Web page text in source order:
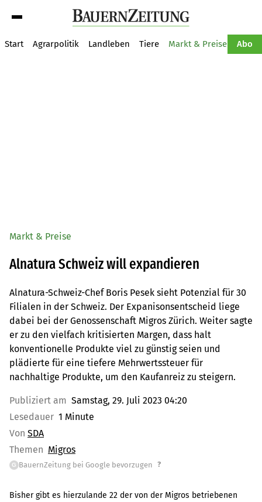
Start Agrarpolitik Landleben Tiere Markt & Preise Abo
Markt & Preise
Alnatura Schweiz will expandieren
Alnatura-Schweiz-Chef Boris Pesek sieht Potenzial für 30
Filialen in der Schweiz. Der Expanisonsentscheid liege
dabei bei der Genossenschaft Migros Zürich. Weiter sagte
er zu den vielfach kritisierten Margen, dass halt
konventionelle Produkte viel zu günstig seien und
plädierte für eine tiefere Mehrwertssteuer für
nachhaltige Produkte, um den Kaufanreiz zu steigern.
Publiziert am Samstag, 29. Juli 2023 04:20
Lesedauer 1 Minute
Von SDA
Themen Migros
G BauernZeitung bei Google bevorzugen ?
Bisher gibt es hierzulande 22 der von der Migros betriebenen